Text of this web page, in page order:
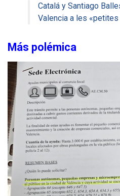
Catalá y Santiago
Valencia a les
Más polémica